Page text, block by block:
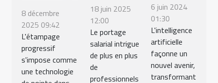
8 décembre
2025 09:42
L'étampage
progressif
s'impose comme
une technologie
18 juin 2025
12:00
Le portage
salarial intrigue
de plus en plus
de
professionnels
6 juin 2024
01:30
L'intelligence
artificielle
façonne un
nouvel avenir,
transformant